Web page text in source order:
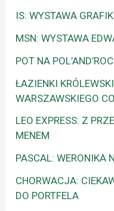
IS: WYSTAWA
MSN: WYSTAWA
POT NA
ŁAZIENKI
WARSZAWSKIEGO
LEO EXPRESS: Z
MENEM
PASCAL: WERONIKA
CHORWACJA:
DO PORTFELA